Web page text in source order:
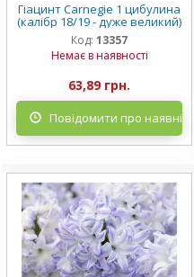
Гіацинт Carnegie 1 цибулина
(калібр 18/19 - дуже великий)
Код: 13357
Немає в наявності
63,89 грн.
Повідомити про наявність